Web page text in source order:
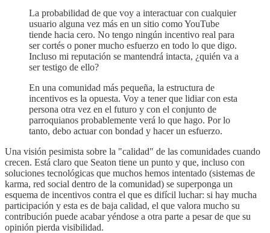
La probabilidad de que voy a interactuar con cualquier
usuario alguna vez más en un sitio como YouTube
tiende hacia cero. No tengo ningún incentivo real para
ser cortés o poner mucho esfuerzo en todo lo que digo.
Incluso mi reputación se mantendrá intacta, ¿quién va a
ser testigo de ello?
En una comunidad más pequeña, la estructura de
incentivos es la opuesta. Voy a tener que lidiar con esta
persona otra vez en el futuro y con el conjunto de
parroquianos probablemente verá lo que hago. Por lo
tanto, debo actuar con bondad y hacer un esfuerzo.
Una visión pesimista sobre la "calidad" de las comunidades cuando
crecen. Está claro que Seaton tiene un punto y que, incluso con
soluciones tecnológicas que muchos hemos intentado (sistemas de
karma, red social dentro de la comunidad) se superponga un
esquema de incentivos contra el que es difícil luchar: si hay mucha
participación y esta es de baja calidad, el que valora mucho su
contribución puede acabar yéndose a otra parte a pesar de que su
opinión pierda visibilidad.